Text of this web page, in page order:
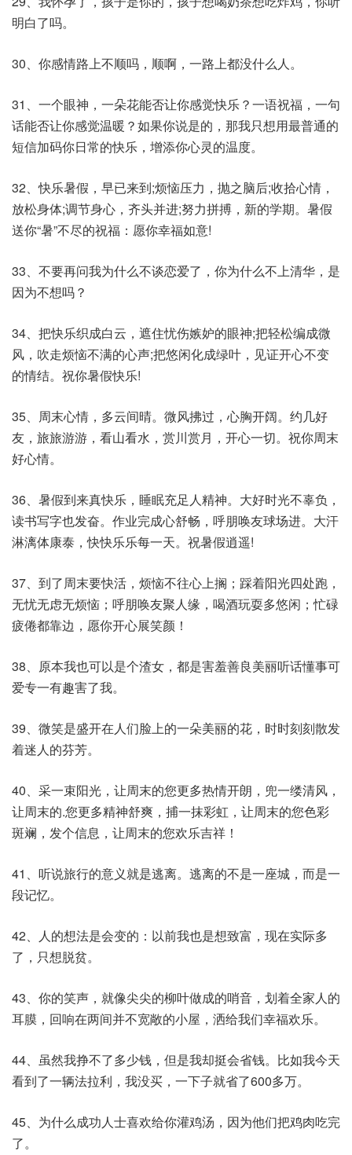
明白了吗。
30、你感情路上不顺吗，顺啊，一路上都没什么人。
31、一个眼神，一朵花能否让你感觉快乐？一语祝福，一句
话能否让你感觉温暖？如果你说是的，那我只想用最普通的
短信加码你日常的快乐，增添你心灵的温度。
32、快乐暑假，早已来到;烦恼压力，抛之脑后;收拾心情，
放松身体;调节身心，齐头并进;努力拼搏，新的学期。暑假
送你“暑”不尽的祝福：愿你幸福如意!
33、不要再问我为什么不谈恋爱了，你为什么不上清华，是
因为不想吗？
34、把快乐织成白云，遮住忧伤嫉妒的眼神;把轻松编成微
风，吹走烦恼不满的心声;把悠闲化成绿叶，见证开心不变
的情结。祝你暑假快乐!
35、周末心情，多云间晴。微风拂过，心胸开阔。约几好
友，旅旅游游，看山看水，赏川赏月，开心一切。祝你周末
好心情。
36、暑假到来真快乐，睡眠充足人精神。大好时光不辜负，
读书写字也发奋。作业完成心舒畅，呼朋唤友球场进。大汗
淋漓体康泰，快快乐乐每一天。祝暑假逍遥!
37、到了周末要快活，烦恼不往心上搁；踩着阳光四处跑，
无忧无虑无烦恼；呼朋唤友聚人缘，喝酒玩耍多悠闲；忙碌
疲倦都靠边，愿你开心展笑颜！
38、原本我也可以是个渣女，都是害羞善良美丽听话懂事可
爱专一有趣害了我。
39、微笑是盛开在人们脸上的一朵美丽的花，时时刻刻散发
着迷人的芬芳。
40、采一束阳光，让周末的您更多热情开朗，兜一缕清风，
让周末的.您更多精神舒爽，捕一抹彩虹，让周末的您色彩
斑斓，发个信息，让周末的您欢乐吉祥！
41、听说旅行的意义就是逃离。逃离的不是一座城，而是一
段记忆。
42、人的想法是会变的：以前我也是想致富，现在实际多
了，只想脱贫。
43、你的笑声，就像尖尖的柳叶做成的哨音，划着全家人的
耳膜，回响在两间并不宽敞的小屋，洒给我们幸福欢乐。
44、虽然我挣不了多少钱，但是我却挺会省钱。比如我今天
看到了一辆法拉利，我没买，一下子就省了600多万。
45、为什么成功人士喜欢给你灌鸡汤，因为他们把鸡肉吃完
了。